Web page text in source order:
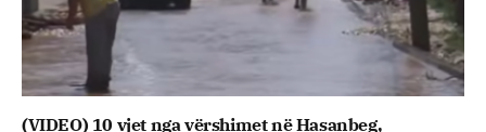
(VIDEO) 10 vjet nga vërshimet në Hasanbeg,